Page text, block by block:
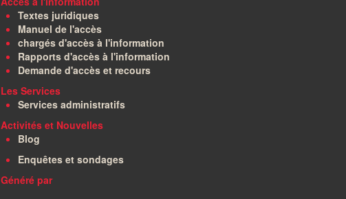
Textes juridiques
Manuel de l'accès
chargés d'accès à l'information
Rapports d'accès à l'information
Demande d'accès et recours
Les Services
Services administratifs
Activités et Nouvelles
Blog
Enquêtes et sondages
Généré par